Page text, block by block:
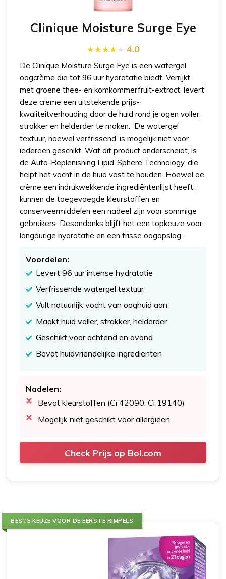
Clinique Moisture Surge Eye
4.0
De Clinique Moisture Surge Eye is een watergel
oogcrème die tot 96 uur hydratatie biedt. Verrijkt
met groene thee- en komkommerfruit-extract, levert
deze crème een uitstekende prijs-
kwaliteitverhouding door de huid rond je ogen voller,
strakker en helderder te maken. De watergel
textuur, hoewel verfrissend, is mogelijk niet voor
iedereen geschikt. Wat dit product onderscheidt, is
de Auto-Replenishing Lipid-Sphere Technology, die
helpt het vocht in de huid vast te houden. Hoewel de
crème een indrukwekkende ingrediëntenlijst heeft,
kunnen de toegevoegde kleurstoffen en
conserveermiddelen een nadeel zijn voor sommige
gebruikers. Desondanks blijft het een topkeuze voor
langdurige hydratatie en een frisse oogopslag.
Voordelen:
Levert 96 uur intense hydratatie
Verfrissende watergel textuur
Vult natuurlijk vocht van ooghuid aan
Maakt huid voller, strakker, helderder
Geschikt voor ochtend en avond
Bevat huidvriendelijke ingrediënten
Nadelen:
Bevat kleurstoffen (Ci 42090, Ci 19140)
Mogelijk niet geschikt voor allergieën
Check Prijs op Bol.com
BESTE KEUZE VOOR DE EERSTE RIMPELS